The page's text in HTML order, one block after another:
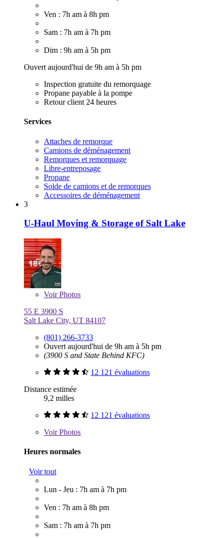
Ven : 7h am à 8h pm
Sam : 7h am à 7h pm
Dim : 9h am à 5h pm
Ouvert aujourd'hui de 9h am à 5h pm
Inspection gratuite du remorquage
Propane payable à la pompe
Retour client 24 heures
Services
Attaches de remorque
Camions de déménagement
Remorques et remorquage
Libre-entreposage
Propane
Solde de camions et de remorques
Accessoires de déménagement
3
U-Haul Moving & Storage of Salt Lake
VoirPhotos
55 E 3900 S
Salt Lake City, UT 84107
(801) 266-3733
Ouvert aujourd'hui de 9h am à 5h pm
(3900 S and State Behind KFC)
12 121 évaluations
Distance estimée
9,2 milles
12 121 évaluations
VoirPhotos
Heures normales
Voir tout
Lun - Jeu : 7h am à 7h pm
Ven : 7h am à 8h pm
Sam : 7h am à 7h pm